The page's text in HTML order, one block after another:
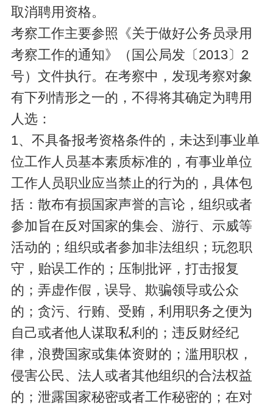
取消聘用资格。
考察工作主要参照《关于做好公务员录用
考察工作的通知》（国公局发〔2013〕2
号）文件执行。在考察中，发现考察对象
有下列情形之一的，不得将其确定为聘用
人选：
1、不具备报考资格条件的，未达到事业单
位工作人员基本素质标准的，有事业单位
工作人员职业应当禁止的行为的，具体包
括：散布有损国家声誉的言论，组织或者
参加旨在反对国家的集会、游行、示威等
活动的；组织或者参加非法组织；玩忽职
守，贻误工作的；压制批评，打击报复
的；弄虚作假，误导、欺骗领导或公众
的；贪污、行贿、受贿，利用职务之便为
自己或者他人谋取私利的；违反财经纪
律，浪费国家或集体资财的；滥用职权，
侵害公民、法人或者其他组织的合法权益
的；泄露国家秘密或者工作秘密的；在对